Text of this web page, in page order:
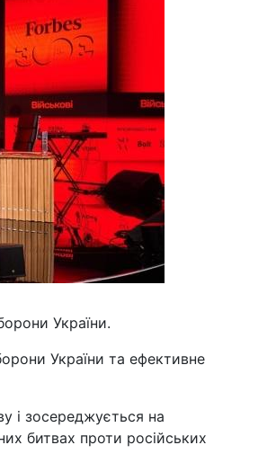
України.
України та ефективне
і зосереджується на
битвах проти російських